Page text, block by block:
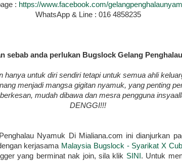
: https://www.facebook.com/
WhatsApp & Line : 016 4858235
sebab anda perlukan Bugslock Gelang
hanya untuk diri sendiri tetapi untuk semua ahli
menjadi mangsa gigitan nyamuk, yang penting
mudah dibawa dan mesra pengguna
DENGGI!!!
Nyamuk Di Mialiana.com ini dianjurkan
kerjasama Malaysia Bugslock - Syarikat X
yang berminat nak join, sila klik SINI . Untuk